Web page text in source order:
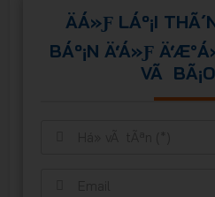
minh
ÄÁ»Ƒ LÁº¡I
BÁº¡N Ä‘Á»Ƒ
VÃ